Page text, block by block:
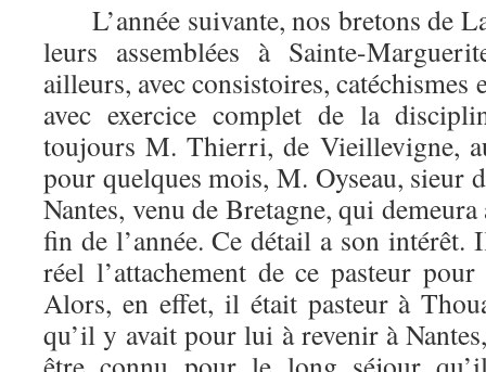
L’année suivante, nos bretons de
leurs assemblées à Sainte-
ailleurs, avec consistoires, catéchismes
avec exercice complet de la
toujours M. Thierri, de Vieillevigne,
pour quelques mois, M. Oyseau, sieur
Nantes, venu de Bretagne, qui
fin de l’année. Ce détail a son intérêt.
réel l’attachement de ce pasteur
Alors, en effet, il était pasteur à
qu’il y avait pour lui à revenir à